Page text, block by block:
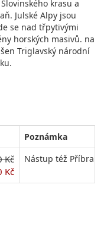
krasu a
Julské Alpy jsou
se nad třpytivými
horských masivů. na
Triglavský národní
Poznámka
Kč
Kč
Nástup též Příbram